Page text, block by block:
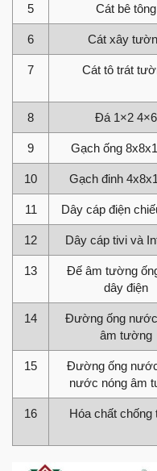
5 Cát bê tông
6 Cát xây
7 Cát tô trát
8 Đá 1×2 4×6
9 Gạch ống
10 Gạch đinh
11 Dây cáp điện
12 Dây cáp tivi và
13
Đế âm tường
dây điện
14
Đường ống
âm tường
15
Đường ống
nước nóng âm
16 Hóa chất chống